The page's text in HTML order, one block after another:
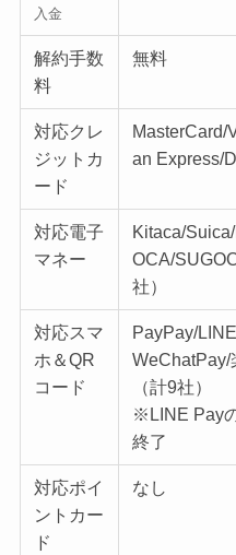
入金
解約手数
料
無料
対応クレ
ジットカ
ード
MasterCard/
an Express/
対応電子
マネー
Kitaca/
OCA/
社）
対応スマ
ホ＆QR
コード
PayPay/
WeChatPay/
（計9社）
※LINE Pay
終了
対応ポイ
ントカー
ド
なし